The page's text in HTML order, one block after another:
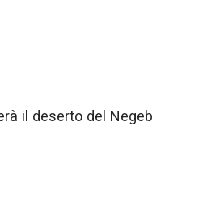
il deserto del Negeb